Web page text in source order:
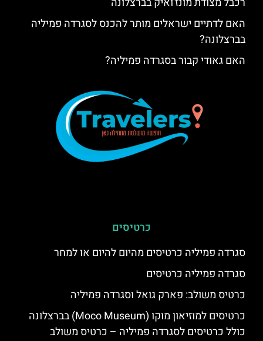
האם לדתיים ישראלים מותר להכנס לסגרדה פמיליה
בברצלונה?
האם גאודי קבור בסגרדה פמיליה?
כרטיסים
סגרדה פמיליה כרטיסים מהיום להיום או למחר
סגרדה פמיליה כרטיסים
כרטיס משולב: פארק גואל וסגרדה פמיליה
כרטיסים למוזיאון מוקו (Moco Museum) בברצלונה
כולל כרטיסים לסגרדה פמיליה – כרטיס משולב